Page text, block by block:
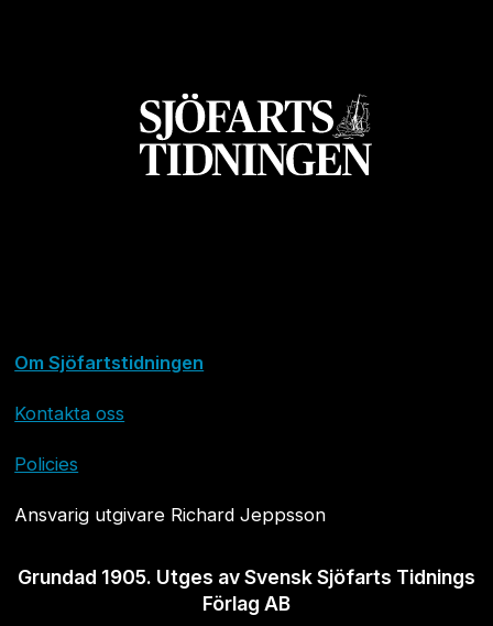
Om Sjöfartstidningen
Kontakta oss
Policies
Ansvarig utgivare Richard Jeppsson
Grundad 1905. Utges av Svensk Sjöfarts Tidnings
Förlag AB